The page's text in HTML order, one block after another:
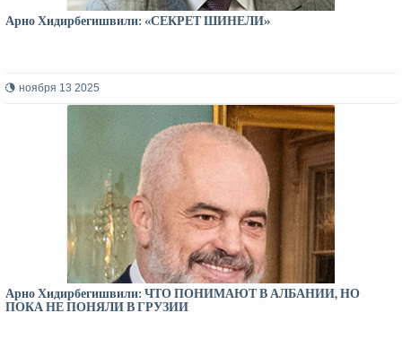
Арно Хидирбегишвили: «СЕКРЕТ ШИНЕЛИ»
ноября 13 2025
Арно Хидирбегишвили: ЧТО ПОНИМАЮТ В АЛБАНИИ, НО
ПОКА НЕ ПОНЯЛИ В ГРУЗИИ